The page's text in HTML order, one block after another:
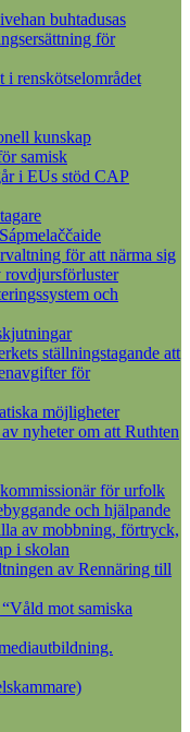
buhtadusas
för
renskötselområdet
kunskap
samisk
i EUs stöd CAP
för att närma sig
rovdjursförluster
och
ställningstagande att
för
möjligheter
nyheter om att Ruthten
för urfolk
och hjälpande
av mobbning, förtryck,
i skolan
av Rennäring till
mot samiska